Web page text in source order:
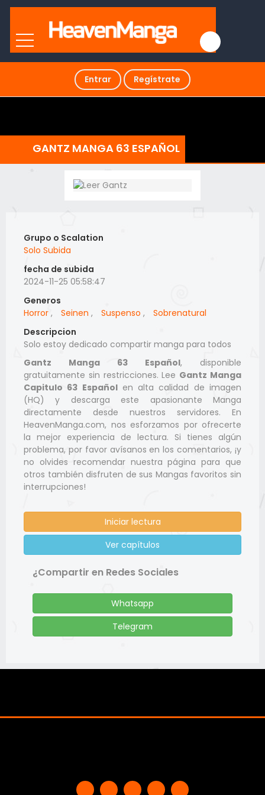
Entrar Regístrate
GANTZ MANGA 63 ESPAÑOL
Grupo o Scalation
Solo Subida
fecha de subida
2024-11-25 05:58:47
Generos
Horror , Seinen , Suspenso ,
Sobrenatural
Descripcion
Solo estoy dedicado compartir manga para todos
Gantz Manga 63 Español, disponible
gratuitamente sin restricciones. Lee Gantz Manga
Capitulo 63 Españolen alta calidad de imagen
(HQ) y descarga este apasionante Manga
directamente desde nuestros servidores. En
HeavenManga.com, nos esforzamos por ofrecerte
la mejor experiencia de lectura. Si tienes algún
problema, por favor avísanos en los comentarios, ¡y
no olvides recomendar nuestra página para que
otros también disfruten de sus Mangas favoritos sin
interrupciones!
Iniciar lectura
Ver capítulos
¿Compartir en Redes Sociales
Whatsapp
Telegram